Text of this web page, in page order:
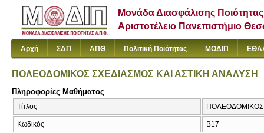
Μονάδα Διασφάλισης Ποιότητας
Αριστοτέλειο Πανεπιστήμιο
Αρχή ΣΔΠ ΑΠΘ Πολιτική Ποιότητας ΜΟΔΙΠ
ΠΟΛΕΟΔΟΜΙΚΟΣ ΣΧΕΔΙΑΣΜΟΣ ΚΑΙ ΑΣΤΙΚΗ ΑΝΑΛΥΣΗ
Πληροφορίες Μαθήματος
Τίτλος ΠΟΛΕΟΔΟΜΙΚΟΣ
Κωδικός Β17